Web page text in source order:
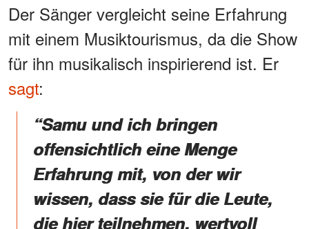
Der Sänger vergleicht seine Erfahrung
mit einem Musiktourismus, da die Show
für ihn musikalisch inspirierend ist. Er
sagt:
“Samu und ich bringen
offensichtlich eine Menge
Erfahrung mit, von der wir
wissen, dass sie für die Leute,
die hier teilnehmen, wertvoll